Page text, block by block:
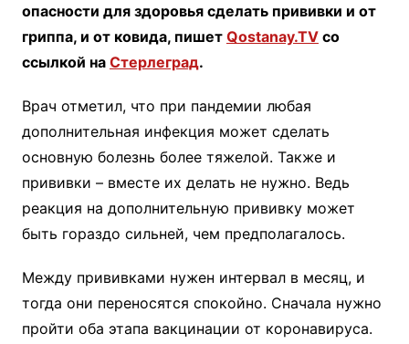
опасности для здоровья сделать прививки и от
гриппа, и от ковида, пишет Qostanay.TVсо
ссылкой на Стерлеград.
Врач отметил, что при пандемии любая
дополнительная инфекция может сделать
основную болезнь более тяжелой. Также и
прививки – вместе их делать не нужно. Ведь
реакция на дополнительную прививку может
быть гораздо сильней, чем предполагалось.
Между прививками нужен интервал в месяц, и
тогда они переносятся спокойно. Сначала нужно
пройти оба этапа вакцинации от коронавируса.